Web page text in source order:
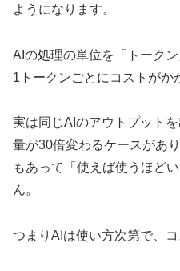
ようになります。
AIの処理の単位を「トークン
1トークンごとにコストがか
実は同じAIのアウトプット
量が30倍変わるケースがあ
もあって「使えば使うほど
ん。
つまりAIは使い方次第で、